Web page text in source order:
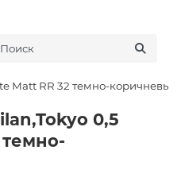
Мatt RR 32 темно-коричневый
0,5